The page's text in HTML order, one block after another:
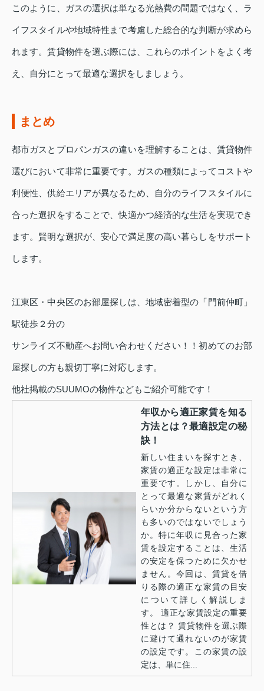
このように、ガスの選択は単なる光熱費の問題ではなく、ラ
イフスタイルや地域特性まで考慮した総合的な判断が求めら
れます。賃貸物件を選ぶ際には、これらのポイントをよく考
え、自分にとって最適な選択をしましょう。
まとめ
都市ガスとプロパンガスの違いを理解することは、賃貸物件
選びにおいて非常に重要です。ガスの種類によってコストや
利便性、供給エリアが異なるため、自分のライフスタイルに
合った選択をすることで、快適かつ経済的な生活を実現でき
ます。賢明な選択が、安心で満足度の高い暮らしをサポート
します。
江東区・中央区のお部屋探しは、地域密着型の「門前仲町」
駅徒歩２分の
サンライズ不動産へお問い合わせください！！初めてのお部
屋探しの方も親切丁寧に対応します。
他社掲載のSUUMOの物件などもご紹介可能です！
年収から適正家賃を知る
方法とは？最適設定の秘
訣！
新しい住まいを探すとき、
家賃の適正な設定は非常に
重要です。しかし、自分に
とって最適な家賃がどれく
らいか分からないという方
も多いのではないでしょう
か。特に年収に見合った家
賃を設定することは、生活
の安定を保つために欠かせ
ません。今回は、賃貸を借
りる際の適正な家賃の目安
について詳しく解説しま
す。 適正な家賃設定の重要
性とは？ 賃貸物件を選ぶ際
に避けて通れないのが家賃
の設定です。この家賃の設
定は、単に住...